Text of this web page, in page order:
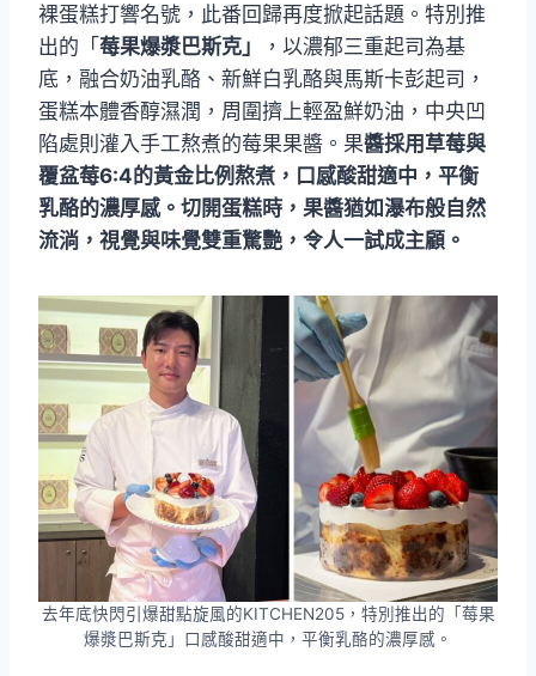
裸蛋糕打響名號，此番回歸再度掀起話題。特別推
出的「莓果爆漿巴斯克」
，以濃郁三重起司為基
底，融合奶油乳酪、新鮮白乳酪與馬斯卡彭起司，
蛋糕本體香醇濕潤，周圍擠上輕盈鮮奶油，中央凹
陷處則灌入手工熬煮的莓果果醬。果醬採用草莓與
覆盆莓6:4的黃金比例熬煮，口感酸甜適中，平衡
乳酪的濃厚感。切開蛋糕時，果醬猶如瀑布般自然
流淌，視覺與味覺雙重驚艷，令人一試成主顧。
去年底快閃引爆甜點旋風的KITCHEN205，特別推出的「莓果
爆漿巴斯克」口感酸甜適中，平衡乳酪的濃厚感。